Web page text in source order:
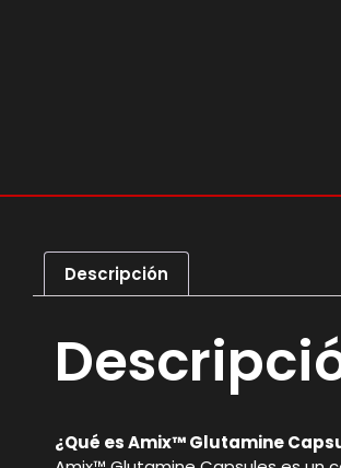
Descripción
¿Qué es Amix™ Glutamine